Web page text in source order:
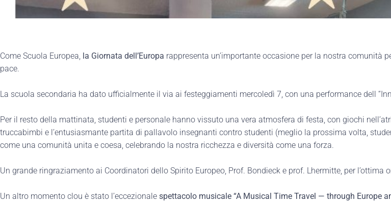
Come Scuola Europea, la Giornata dell’Europa rappresenta un’importante occasione per la nostra comunità
pace.
La scuola secondaria ha dato ufficialmente il via ai festeggiamenti mercoledì 7, con una performance dell
Per il resto della mattinata, studenti e personale hanno vissuto una vera atmosfera di festa, con giochi
truccabimbi e l’entusiasmante partita di pallavolo insegnanti contro studenti (meglio la prossima volta,
come una comunità unita e coesa, celebrando la nostra ricchezza e diversità come una forza.
Un grande ringraziamento ai Coordinatori dello Spirito Europeo, Prof. Bondieck e prof. Lhermitte, per
Un altro momento clou è stato l’eccezionale spettacolo musicale “A Musical Time Travel — through Europe